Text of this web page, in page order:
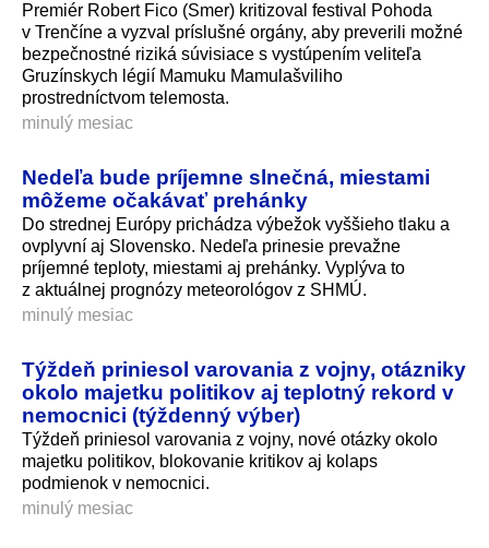
Premiér Robert Fico (Smer) kritizoval festival Pohoda
v Trenčíne a vyzval príslušné orgány, aby preverili možné
bezpečnostné riziká súvisiace s vystúpením veliteľa
Gruzínskych légií Mamuku Mamulašviliho
prostredníctvom telemosta.
minulý mesiac
Nedeľa bude príjemne slnečná, miestami
môžeme očakávať prehánky
Do strednej Európy prichádza výbežok vyššieho tlaku a
ovplyvní aj Slovensko. Nedeľa prinesie prevažne
príjemné teploty, miestami aj prehánky. Vyplýva to
z aktuálnej prognózy meteorológov z SHMÚ.
minulý mesiac
Týždeň priniesol varovania z vojny, otázniky
okolo majetku politikov aj teplotný rekord v
nemocnici (týždenný výber)
Týždeň priniesol varovania z vojny, nové otázky okolo
majetku politikov, blokovanie kritikov aj kolaps
podmienok v nemocnici.
minulý mesiac